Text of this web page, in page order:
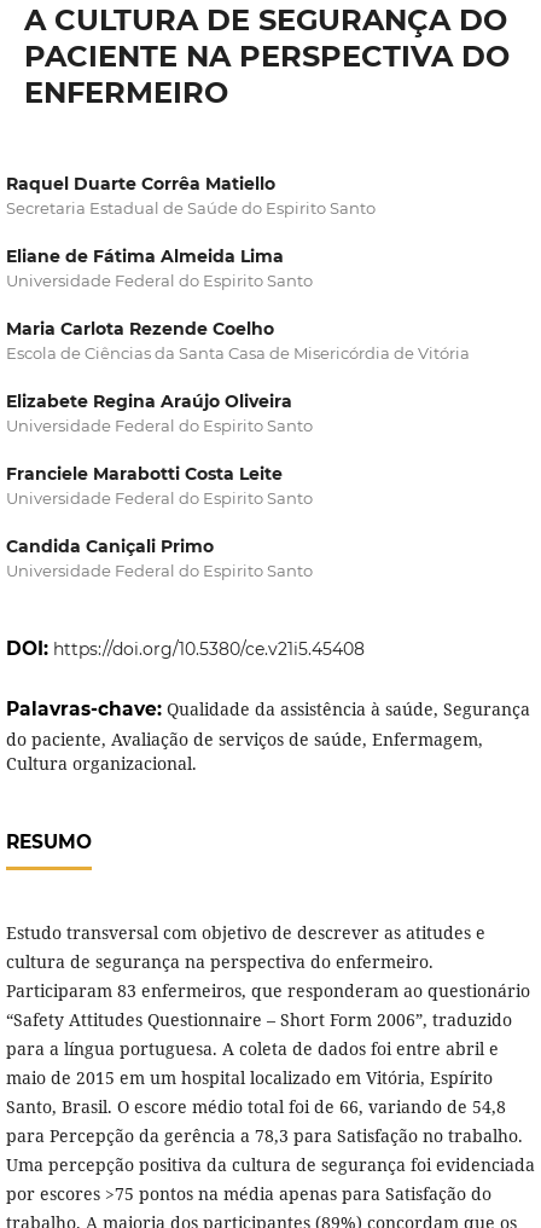
A CULTURA DE SEGURANÇA DO
PACIENTE NA PERSPECTIVA DO
ENFERMEIRO
Raquel Duarte Corrêa Matiello
Secretaria Estadual de Saúde do Espirito Santo
Eliane de Fátima Almeida Lima
Universidade Federal do Espirito Santo
Maria Carlota Rezende Coelho
Escola de Ciências da Santa Casa de Misericórdia de Vitória
Elizabete Regina Araújo Oliveira
Universidade Federal do Espirito Santo
Franciele Marabotti Costa Leite
Universidade Federal do Espirito Santo
Candida Caniçali Primo
Universidade Federal do Espirito Santo
DOI: https://doi.org/10.5380/ce.v21i5.45408
Palavras-chave: Qualidade da assistência à saúde, Segurança
do paciente, Avaliação de serviços de saúde, Enfermagem,
Cultura organizacional.
RESUMO
Estudo transversal com objetivo de descrever as atitudes e
cultura de segurança na perspectiva do enfermeiro.
Participaram 83 enfermeiros, que responderam ao questionário
“Safety Attitudes Questionnaire – Short Form 2006”, traduzido
para a língua portuguesa. A coleta de dados foi entre abril e
maio de 2015 em um hospital localizado em Vitória, Espírito
Santo, Brasil. O escore médio total foi de 66, variando de 54,8
para Percepção da gerência a 78,3 para Satisfação no trabalho.
Uma percepção positiva da cultura de segurança foi evidenciada
por escores >75 pontos na média apenas para Satisfação do
trabalho. A maioria dos participantes (89%) concordam que os